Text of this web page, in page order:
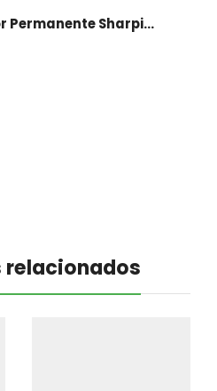
Marcador Permanente Sharpie Chisel Tip - Rojo
relacionados